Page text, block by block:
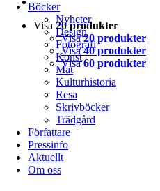
Böcker
Nyheter
Design
Fotografi
Konst
Mat
Kulturhistoria
Resa
Skrivböcker
Trädgård
Författare
Pressinfo
Aktuellt
Om oss
Visa 20 produkter
Visa20 produkter
Visa40 produkter
Visa60 produkter